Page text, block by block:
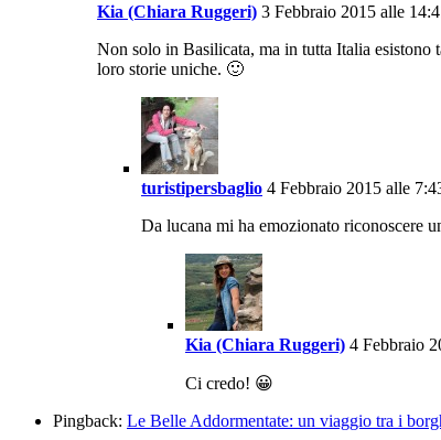
Kia (Chiara Ruggeri) 3 Febbraio 2015 alle
Non solo in Basilicata, ma in tutta Italia
loro storie uniche. 🙂
turistipersbaglio 4 Febbraio 2015 alle
Da lucana mi ha emozionato riconoscere
Kia (Chiara Ruggeri) 4 Febbraio
Ci credo! 😀
Pingback: Le Belle Addormentate: un viaggio tra i